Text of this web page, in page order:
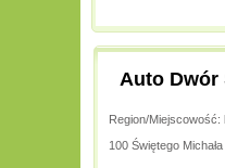
Auto Dwór
Region/Miejscowość:
100 Świętego Michała